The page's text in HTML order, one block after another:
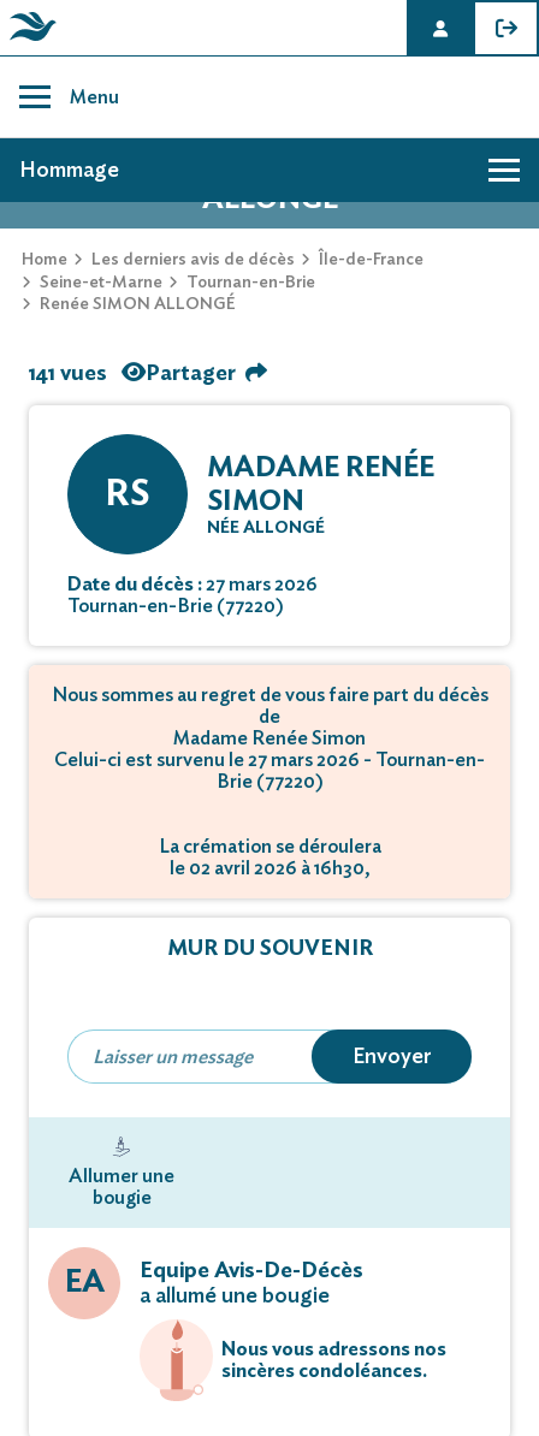
content
Menu
AVIS DE DÉCÈS DE RENÉE SIMON
ALLONGÉ
Home Les derniers avis de décès
Île-de-France
Seine-et-Marne
Tournan-en-Brie
Renée SIMON ALLONGÉ
Hommage
141 vues Partager
RS
MADAME RENÉE
SIMON
NÉE ALLONGÉ
Date du décès :27 mars 2026
Tournan-en-Brie (77220)
Nous sommes au regret de vous faire part du décès
de
Madame Renée Simon
Celui-ci est survenu le 27 mars 2026 - Tournan-en-
Brie (77220)
La crémation se déroulera
le 02 avril 2026 à 16h30,
MUR DU SOUVENIR
Envoyer
Allumer une
bougie
EA
Equipe Avis-De-Décès
a allumé une bougie
Nous vous adressons nos
sincères condoléances.